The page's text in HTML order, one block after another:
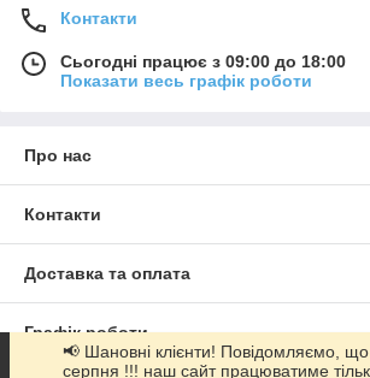
Контакти
Сьогодні працює з 09:00 до 18:00
Показати весь графік роботи
Про нас
Контакти
Доставка та оплата
Графік роботи
📢 Шановні клієнти! Повідомляємо,
серпня !!! наш сайт працюватиме